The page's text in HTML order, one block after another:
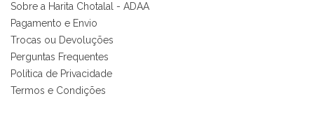
Tudo chegou em condições, pois os produtos vieram muito
bem acondicionados. Estou plenamente satisfeita com os
produtos adquiridos. Relativamente à bolsa, tem um tecido
com um padrão e cores muito bonitas e a execução está
perfeitíssima. Futuramente penso voltar a comprar na vossa
loja, têm excelentes artigos a um preço muito justo. A
Sobre a Harita Chotalal - ADAA
Pagamento e Envio
Trocas ou Devoluções
Perguntas Frequentes
Política de Privacidade
Termos e Condições